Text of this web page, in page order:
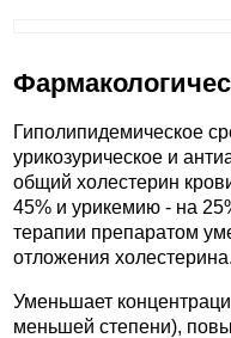
Гиполипидемическое
урикозурическое и
общий холестерин
45% и урикемию - на
терапии препаратом
отложения холестерина.
Уменьшает
меньшей степени),